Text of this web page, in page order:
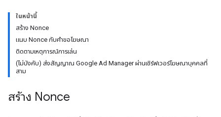
ในหน้านี้
สร้าง Nonce
แนบ Nonce กับคำขอโฆษณา
ติดตามเหตุการณ์การเล่น
(ไม่บังคับ) ส่งสัญญาณ Google Ad Manager ผ่านเซิร์ฟเวอร์โฆษณาบุคคลที่
สาม
สร้าง Nonce